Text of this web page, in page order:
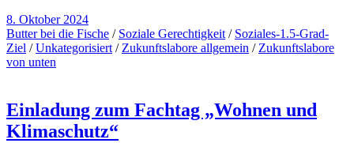
8. Oktober 2024
Butter bei die Fische / Soziale Gerechtigkeit / Soziales-1.5-Grad-
Ziel /Unkategorisiert / Zukunftslabore allgemein / Zukunftslabore
von unten
Einladung zum Fachtag „Wohnen und
Klimaschutz“